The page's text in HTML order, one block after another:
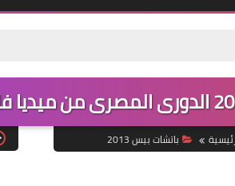
باتشات بيس 2013